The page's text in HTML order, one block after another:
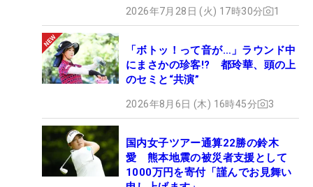
2026年7月28日 (火) 17時30分 1
「ボトッ！って音が…」ラウンド中
にまさかの珍客!? 都玲華、頭の上
のセミと“共演”
2026年8月6日 (木) 16時45分 3
国内女子ツアー通算22勝の鈴木
愛 熊本地震の被災者支援として
1000万円を寄付「謹んでお見舞い